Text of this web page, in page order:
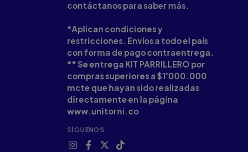
contáctanos para saber más.
*Aplican condiciones y
restricciones. Envíos a todo el país
con forma de pago contraentrega.
** Se entrega KIT PARRILLERO por
compras superiores a $1'000.000
mcte que hayan sido realizadas
directamente en la página
www.unitorni.co
SÍGUENOS